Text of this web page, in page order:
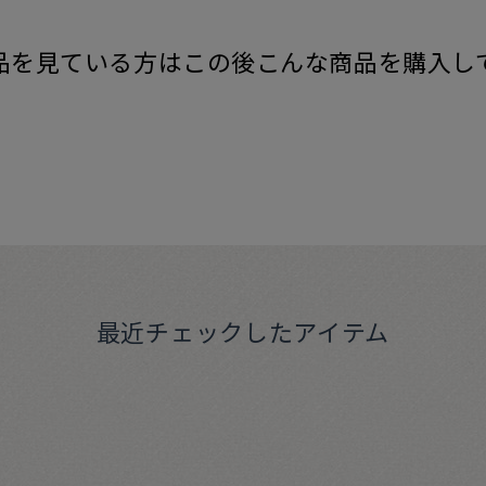
を見ている方はこの後こんな商品を購入し
最近チェックしたアイテム